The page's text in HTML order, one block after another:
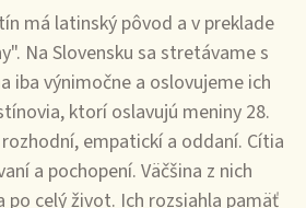
má latinský pôvod a v preklade
Na Slovensku sa stretávame s
výnimočne a oslovujeme ich
ktorí oslavujú meniny 28.
empatickí a oddaní. Cítia
a pochopení. Väčšina z nich
po celý život. Ich rozsiahla pamäť